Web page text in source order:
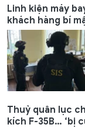
Linh kiện máy
khách hàng bí
Thuỷ quân lục
kích F-35B… ‘bị